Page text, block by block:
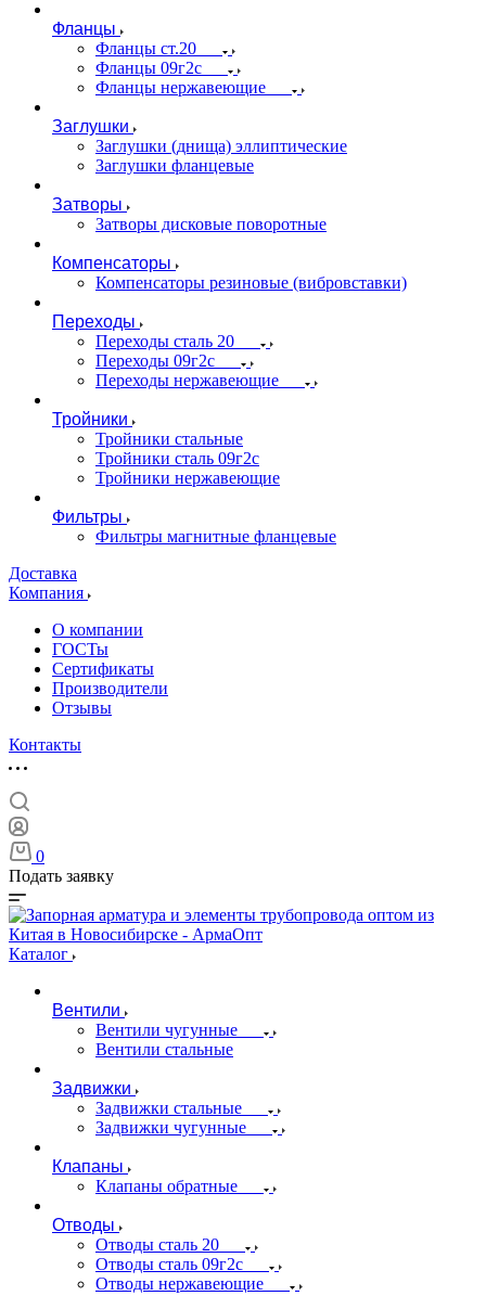
Фланцы
Фланцы ст.20
Фланцы 09г2с
Фланцы нержавеющие
Заглушки
Заглушки (днища) эллиптические
Заглушки фланцевые
Затворы
Затворы дисковые поворотные
Компенсаторы
Компенсаторы резиновые (вибровставки)
Переходы
Переходы сталь 20
Переходы 09г2с
Переходы нержавеющие
Тройники
Тройники стальные
Тройники сталь 09г2с
Тройники нержавеющие
Фильтры
Фильтры магнитные фланцевые
Доставка
Компания
О компании
ГОСТы
Сертификаты
Производители
Отзывы
Контакты
0
Подать заявку
Каталог
Вентили
Вентили чугунные
Вентили стальные
Задвижки
Задвижки стальные
Задвижки чугунные
Клапаны
Клапаны обратные
Отводы
Отводы сталь 20
Отводы сталь 09г2с
Отводы нержавеющие